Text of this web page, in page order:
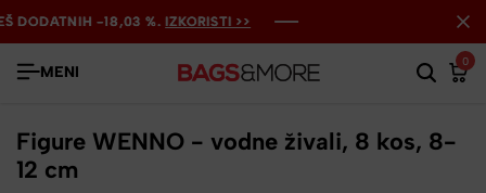
-18,03 %. IZKORISTI >>
-18,03 %. IZKORISTI >>
-18,03 %. IZKORISTI >>
MENI
0
Figure WENNO - vodne živali, 8 kos, 8-
12 cm